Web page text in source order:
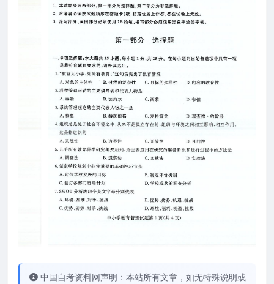
中国自考资料网声明：本站所有文章，如无特殊说明或